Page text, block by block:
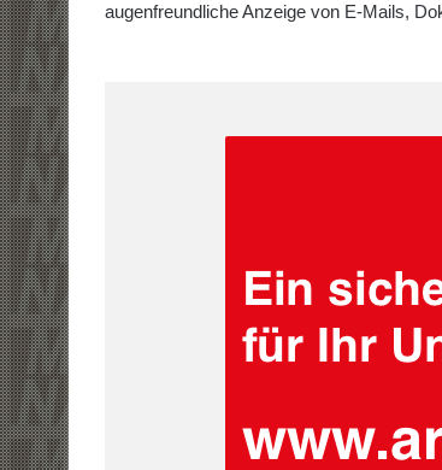
augenfreundliche Anzeige von E-Mails,